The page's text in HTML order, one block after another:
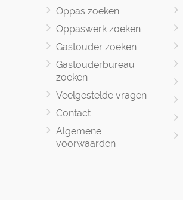
Oppas zoeken
Oppaswerk zoeken
Gastouder zoeken
Gastouderbureau
zoeken
Veelgestelde vragen
Contact
Algemene
voorwaarden